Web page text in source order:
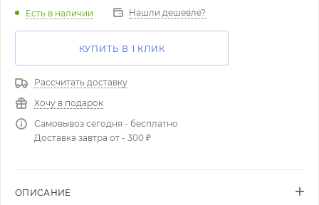
Есть в наличии Нашли дешевле?
КУПИТЬ В 1 КЛИК
Рассчитать доставку
Хочу в подарок
Самовывоз сегодня - бесплатно
Доставка завтра от - 300 ₽
ОПИСАНИЕ